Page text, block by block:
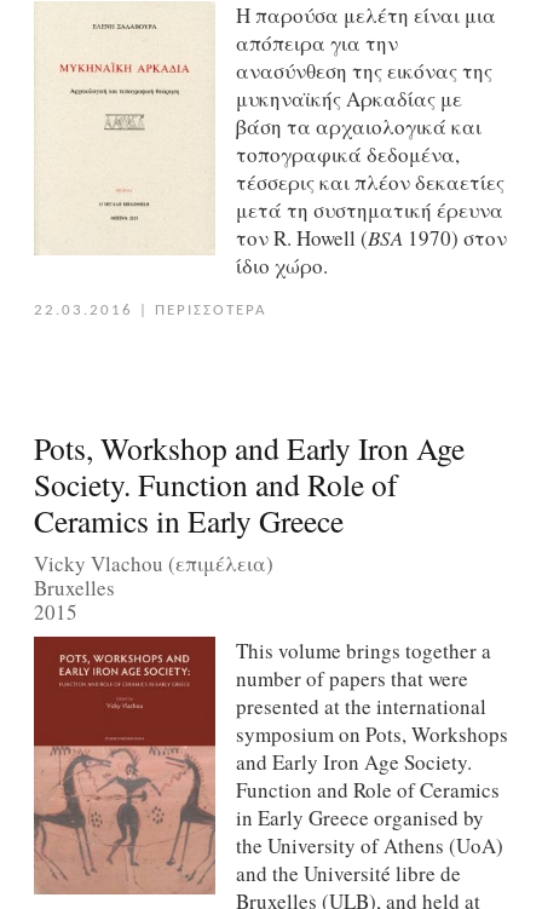
Η παρούσα μελέτη είναι μια
απόπειρα για την
ανασύνθεση της εικόνας της
μυκηναϊκής Αρκαδίας με
βάση τα αρχαιολογικά και
τοπογραφικά δεδομένα,
τέσσερις και πλέον δεκαετίες
μετά τη συστηματική έρευνα
τον R. Howell (BSA 1970) στον
ίδιο χώρο.
22.03.2016 ΠΕΡΙΣΣΟΤΕΡΑ
Pots, Workshop and Early Iron Age
Society. Function and Role of
Ceramics in Early Greece
Vicky Vlachou (επιμέλεια)
Bruxelles
2015
This volume brings together a
number of papers that were
presented at the international
symposium on Pots, Workshops
and Early Iron Age Society.
Function and Role of Ceramics
in Early Greece organised by
the University of Athens (UoA)
and the Université libre de
Bruxelles (ULB), and held at